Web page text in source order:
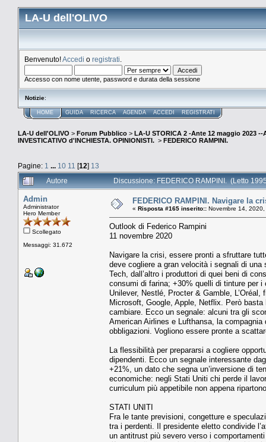
LA-U dell'OLIVO
Benvenuto!Accedi o registrati
Accesso con nome utente, password e durata della sessione
Notizie:
HOME GUIDA RICERCA AGENDA ACCEDI REGISTRATI
LA-U dell'OLIVO > Forum Pubblico > LA-U STORICA 2 -Ante 12 maggio 2023 --
INVESTICATIVO d'INCHIESTA. OPINIONISTI. > FEDERICO RAMPINI.
Pagine: 1 ... 10 11 [12] 13
Autore
Discussione: FEDERICO RAMPINI. (Letto
Admin
Administrator
Hero Member
Scollegato
Messaggi: 31.672
FEDERICO RAMPINI. Navigare la
« Risposta #165 inserito:: Novembre 14,
Outlook di Federico Rampini
11 novembre 2020
Navigare la crisi, essere pronti a sfruttare
deve cogliere a gran velocità i segnali di
Tech, dall’altro i produttori di quei beni di
consumi di farina; +30% quelli di tinture per
Unilever, Nestlé, Procter & Gamble,
Microsoft, Google, Apple, Netflix. Però
cambiare. Ecco un segnale: alcuni tra gli
American Airlines e Lufthansa, la
obbligazioni. Vogliono essere pronte a
La flessibilità per prepararsi a cogliere
dipendenti. Ecco un segnale interessante
+21%, un dato che segna un’inversione di
economiche: negli Stati Uniti chi perde il
curriculum più appetibile non appena
STATI UNITI
Fra le tante previsioni, congetture e
tra i perdenti. Il presidente eletto condivide
un antitrust più severo verso i